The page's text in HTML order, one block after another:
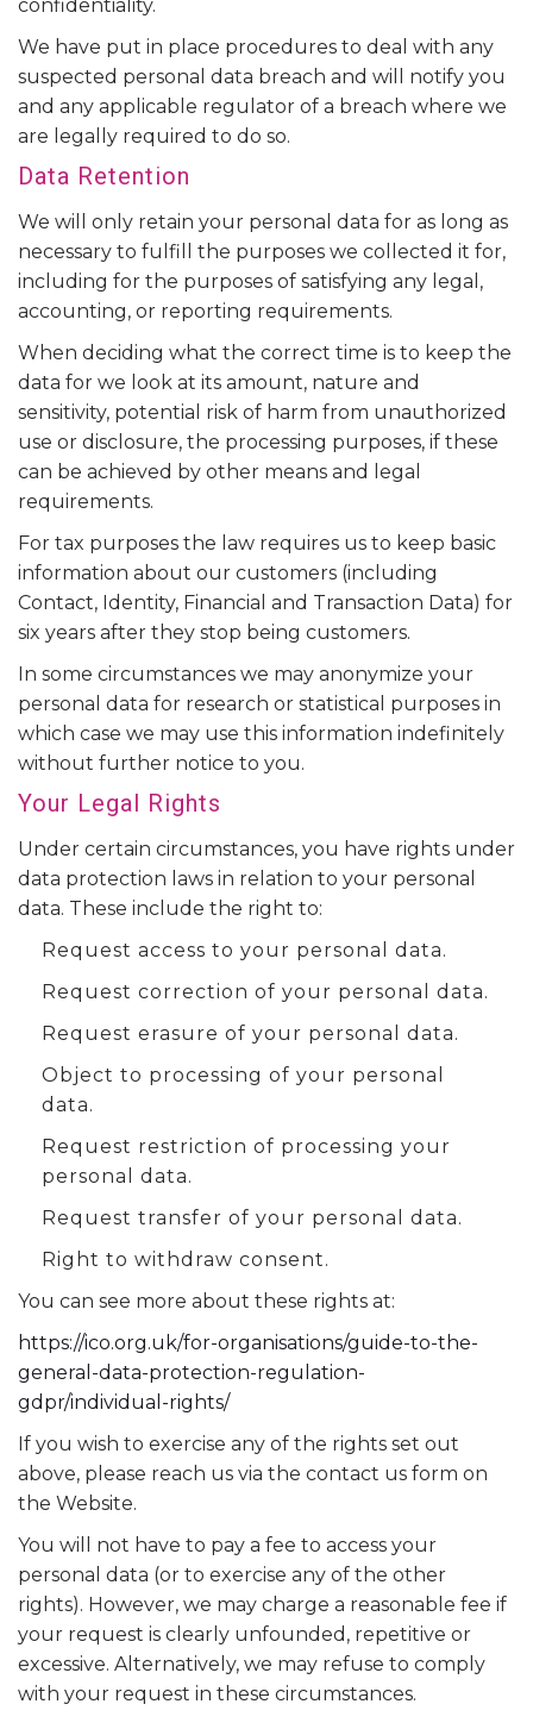
confidentiality.
We have put in place procedures to deal with any
suspected personal data breach and will notify you
and any applicable regulator of a breach where we
are legally required to do so.
Data Retention
We will only retain your personal data for as long as
necessary to fulfill the purposes we collected it for,
including for the purposes of satisfying any legal,
accounting, or reporting requirements.
When deciding what the correct time is to keep the
data for we look at its amount, nature and
sensitivity, potential risk of harm from unauthorized
use or disclosure, the processing purposes, if these
can be achieved by other means and legal
requirements.
For tax purposes the law requires us to keep basic
information about our customers (including
Contact, Identity, Financial and Transaction Data) for
six years after they stop being customers.
In some circumstances we may anonymize your
personal data for research or statistical purposes in
which case we may use this information indefinitely
without further notice to you.
Your Legal Rights
Under certain circumstances, you have rights under
data protection laws in relation to your personal
data. These include the right to:
Request access to your personal data.
Request correction of your personal data.
Request erasure of your personal data.
Object to processing of your personal
data.
Request restriction of processing your
personal data.
Request transfer of your personal data.
Right to withdraw consent.
You can see more about these rights at:
https://ico.org.uk/for-organisations/guide-to-the-
general-data-protection-regulation-
gdpr/individual-rights/
If you wish to exercise any of the rights set out
above, please reach us via the contact us form on
the Website.
You will not have to pay a fee to access your
personal data (or to exercise any of the other
rights). However, we may charge a reasonable fee if
your request is clearly unfounded, repetitive or
excessive. Alternatively, we may refuse to comply
with your request in these circumstances.